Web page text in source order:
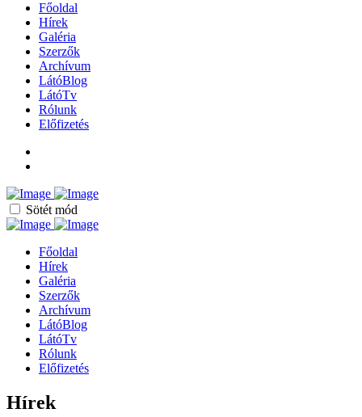
Főoldal
Hírek
Galéria
Szerzők
Archívum
LátóBlog
LátóTv
Rólunk
Előfizetés
Sötét mód
Főoldal
Hírek
Galéria
Szerzők
Archívum
LátóBlog
LátóTv
Rólunk
Előfizetés
Hírek